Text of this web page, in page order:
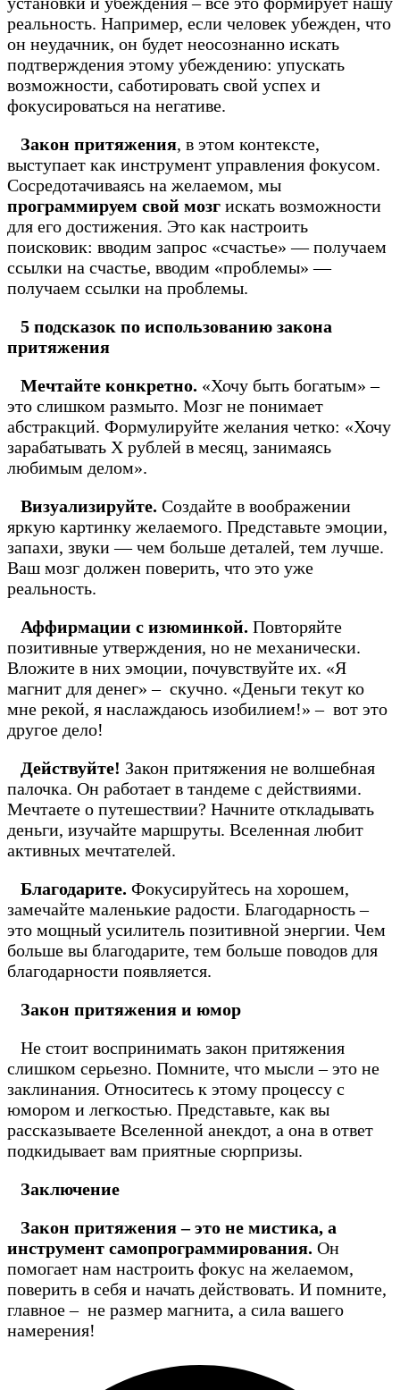
реальность. Например, если человек убежден, что
он неудачник, он будет неосознанно искать
подтверждения этому убеждению: упускать
возможности, саботировать свой успех и
фокусироваться на негативе.
Закон притяжения, в этом контексте,
выступает как инструмент управления фокусом.
Сосредотачиваясь на желаемом, мы
программируем свой мозг искать возможности
для его достижения. Это как настроить
поисковик: вводим запрос «счастье» — получаем
ссылки на счастье, вводим «проблемы» —
получаем ссылки на проблемы.
5 подсказок по использованию закона
притяжения
Мечтайте конкретно. «Хочу быть богатым» –
это слишком размыто. Мозг не понимает
абстракций. Формулируйте желания четко: «Хочу
зарабатывать X рублей в месяц, занимаясь
любимым делом».
Визуализируйте. Создайте в воображении
яркую картинку желаемого. Представьте эмоции,
запахи, звуки — чем больше деталей, тем лучше.
Ваш мозг должен поверить, что это уже
реальность.
Аффирмации с изюминкой. Повторяйте
позитивные утверждения, но не механически.
Вложите в них эмоции, почувствуйте их. «Я
магнит для денег» – скучно. «Деньги текут ко
мне рекой, я наслаждаюсь изобилием!» – вот это
другое дело!
Действуйте! Закон притяжения не волшебная
палочка. Он работает в тандеме с действиями.
Мечтаете о путешествии? Начните откладывать
деньги, изучайте маршруты. Вселенная любит
активных мечтателей.
Благодарите. Фокусируйтесь на хорошем,
замечайте маленькие радости. Благодарность –
это мощный усилитель позитивной энергии. Чем
больше вы благодарите, тем больше поводов для
благодарности появляется.
Закон притяжения и юмор
Не стоит воспринимать закон притяжения
слишком серьезно. Помните, что мысли – это не
заклинания. Относитесь к этому процессу с
юмором и легкостью. Представьте, как вы
рассказываете Вселенной анекдот, а она в ответ
подкидывает вам приятные сюрпризы.
Заключение
Закон притяжения – это не мистика, а
инструмент самопрограммирования. Он
помогает нам настроить фокус на желаемом,
поверить в себя и начать действовать. И помните,
главное – не размер магнита, а сила вашего
намерения!